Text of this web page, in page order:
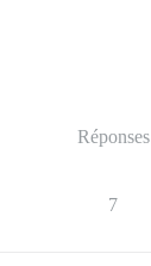
Réponses
7